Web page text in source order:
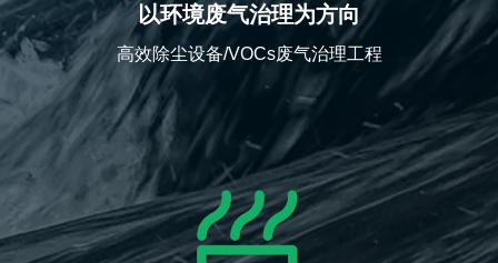
以环境废气治理为方向
高效除尘设备/VOCs废气治理工程